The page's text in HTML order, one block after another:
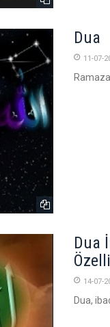
Dua
11-07-
Dua
14-07-
Dua,